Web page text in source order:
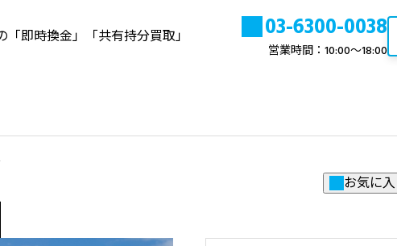
「即時換金」「共有持分買取」 03-6300-0038
営業時間：10:00〜18:00
年最新】